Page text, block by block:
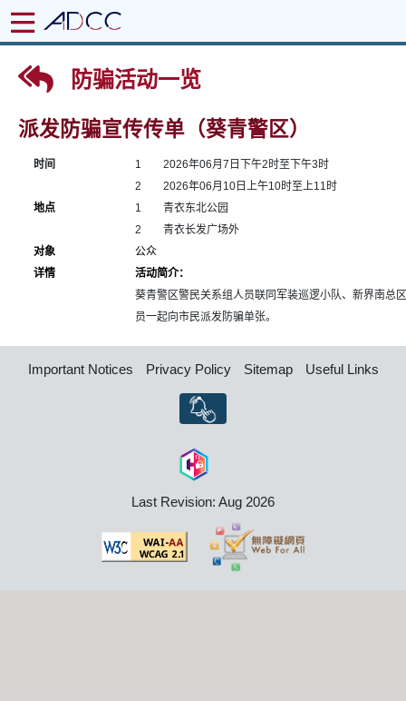
防骗活动一览
派发防骗宣传传单（葵青警区）
时间
1
2
2026年06月7日下午2时至下午3时
2026年06月10日上午10时至上11时
地点
1
2
青衣东北公园
青衣长发广场外
对象
公众
详情
活动简介：
葵青警区警民关系组人员联同军装巡逻小队、新界南总
员一起向市民派发防骗单张。
Important Notices Privacy Policy Sitemap Useful Links
Last Revision: Aug 2026